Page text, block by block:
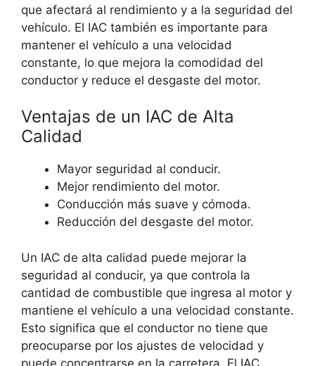
que afectará al rendimiento y a la seguridad del
vehículo. El IAC también es importante para
mantener el vehículo a una velocidad
constante, lo que mejora la comodidad del
conductor y reduce el desgaste del motor.
Ventajas de un IAC de Alta
Calidad
Mayor seguridad al conducir.
Mejor rendimiento del motor.
Conducción más suave y cómoda.
Reducción del desgaste del motor.
Un IAC de alta calidad puede mejorar la
seguridad al conducir, ya que controla la
cantidad de combustible que ingresa al motor y
mantiene el vehículo a una velocidad constante.
Esto significa que el conductor no tiene que
preocuparse por los ajustes de velocidad y
puede concentrarse en la carretera. El IAC